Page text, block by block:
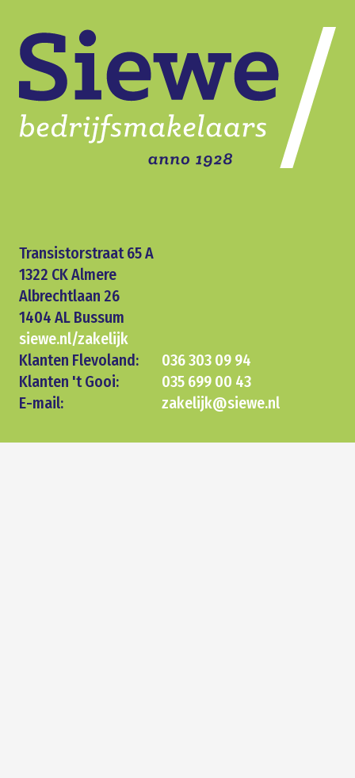
Transistorstraat 65 A
1322 CK Almere
Albrechtlaan 26
1404 AL Bussum
siewe.nl/zakelijk
Klanten Flevoland:
036 303 09 94
Klanten 't Gooi:
035 699 00 43
E-mail:
zakelijk@siewe.nl